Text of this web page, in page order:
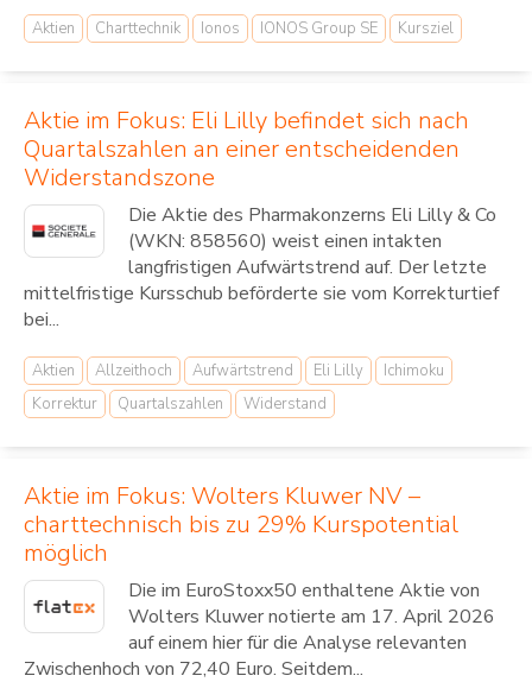
Aktien Charttechnik Ionos IONOS Group SE Kursziel
Aktie im Fokus: Eli Lilly befindet sich nach
Quartalszahlen an einer entscheidenden
Widerstandszone
Die Aktie des Pharmakonzerns Eli Lilly & Co
(WKN: 858560) weist einen intakten
langfristigen Aufwärtstrend auf. Der letzte
mittelfristige Kursschub beförderte sie vom Korrekturtief
bei...
Aktien Allzeithoch Aufwärtstrend Eli Lilly
Ichimoku
Korrektur
Quartalszahlen Widerstand
Aktie im Fokus: Wolters Kluwer NV –
charttechnisch bis zu 29% Kurspotential
möglich
Die im EuroStoxx50 enthaltene Aktie von
Wolters Kluwer notierte am 17. April 2026
auf einem hier für die Analyse relevanten
Zwischenhoch von 72,40 Euro. Seitdem...